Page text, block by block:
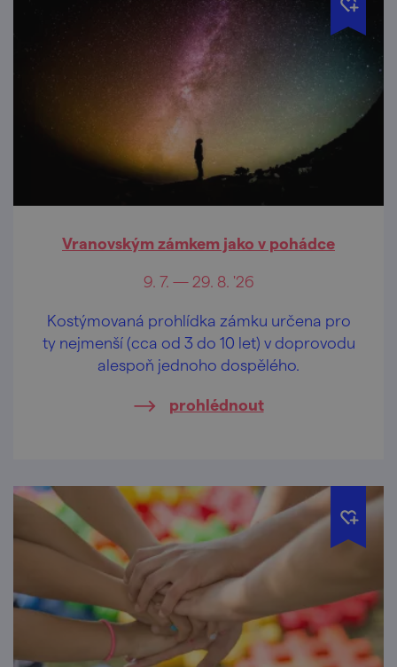
Vranovským zámkem jako v pohádce
9. 7. — 29. 8. '26
Kostýmovaná prohlídka zámku určena pro
ty nejmenší (cca od 3 do 10 let) v doprovodu
alespoň jednoho dospělého.
prohlédnout